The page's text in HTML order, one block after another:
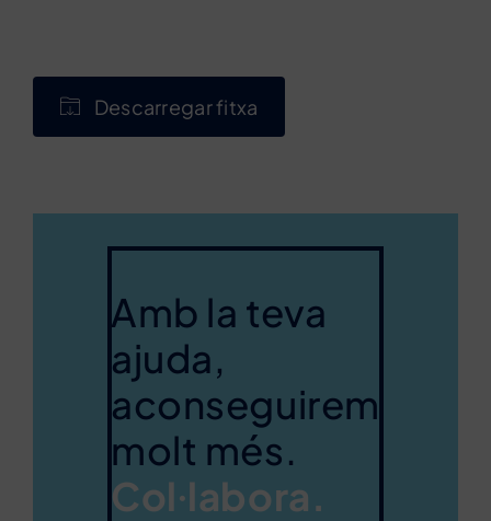
Descarregar fitxa
Amb la teva
ajuda,
aconseguirem
molt més.
Col·labora.